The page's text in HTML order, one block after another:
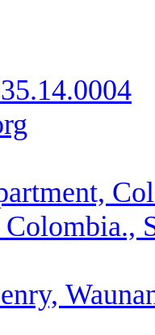
Colombia.,